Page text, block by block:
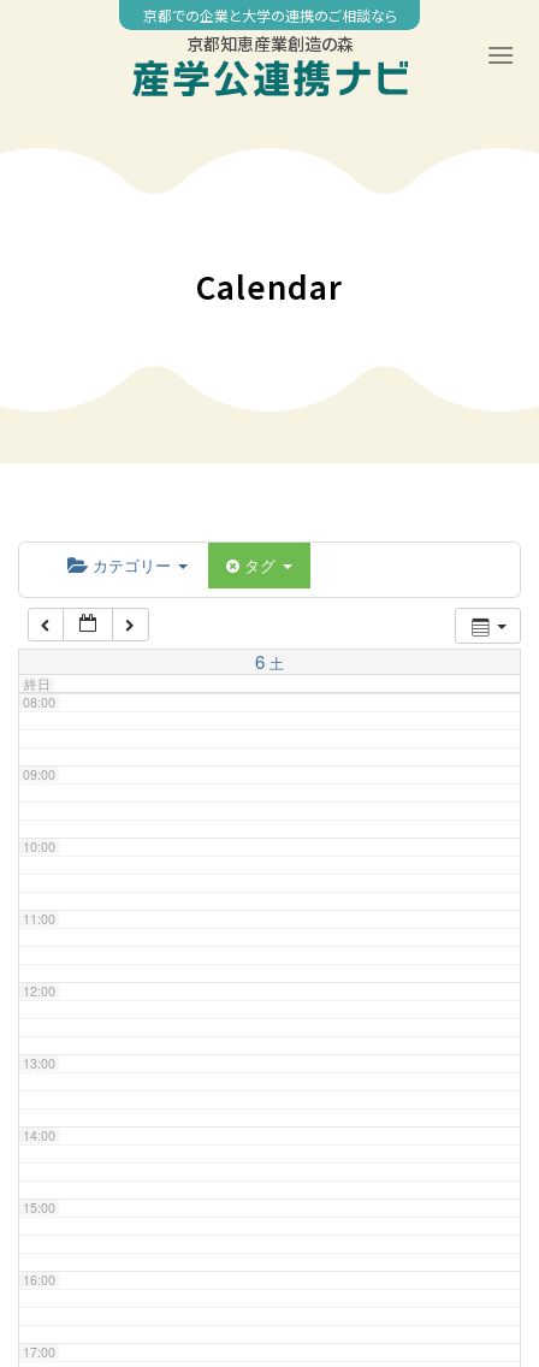
京都での企業と大学の連携のご相談なら
京都知恵産業創造の森
Calendar
カテゴリー タグ
6 土
終日
04:00
07:00
08:00
09:00
10:00
11:00
12:00
13:00
14:00
15:00
16:00
17:00